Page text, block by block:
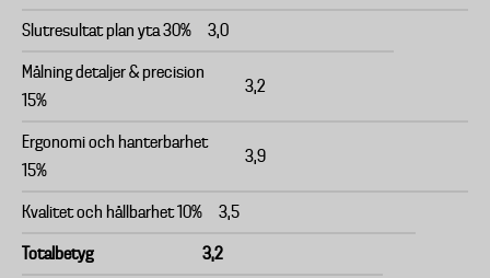
Slutresultat plan yta 30% 3,0
Målning detaljer & precision
15%
3,2
Ergonomi och hanterbarhet
15%
3,9
Kvalitet och hållbarhet 10% 3,5
Totalbetyg 3,2